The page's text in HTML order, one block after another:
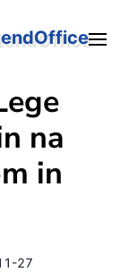
na
in
27